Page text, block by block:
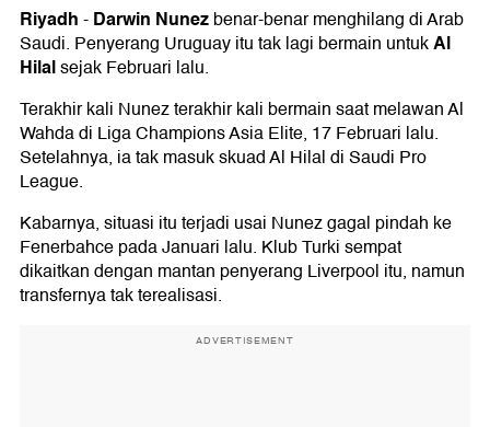
Riyadh-Darwin Nunezbenar-benar menghilang di Arab
Saudi. Penyerang Uruguay itu tak lagi bermain untukAl
Hilalsejak Februari lalu.
Terakhir kali Nunez terakhir kali bermain saat melawan Al
Wahda di Liga Champions Asia Elite, 17 Februari lalu.
Setelahnya, ia tak masuk skuad Al Hilal di Saudi Pro
League.
Kabarnya, situasi itu terjadi usai Nunez gagal pindah ke
Fenerbahce pada Januari lalu. Klub Turki sempat
dikaitkan dengan mantan penyerang Liverpool itu, namun
transfernya tak terealisasi.
ADVERTISEMENT